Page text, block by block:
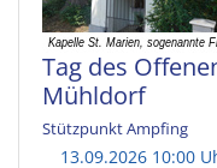
Tag des
Mühldorf
Stützpunkt Ampfing
13.09.2026 10:00